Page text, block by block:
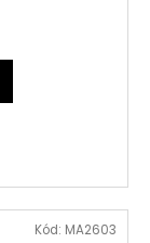
Kód: MA2603